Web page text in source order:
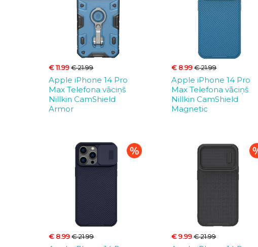
€ 11.99€ 21.99
Apple iPhone 14 Pro
Max Telefona vāciņš
Nillkin CamShield
Armor
€ 8.99€ 21.99
Apple iPhone 14 Pro
Max Telefona vāciņš
Nillkin CamShield
Magnetic
€ 8.99€ 21.99 € 9.99€ 21.99